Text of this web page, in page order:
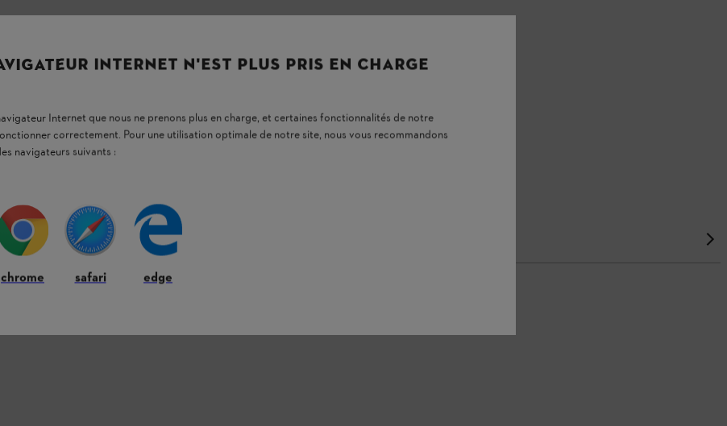
INTERNET N'EST PLUS PRIS EN CHARGE
Internet que nous ne prenons plus en charge, et certaines fonctionnalités de notre
correctement. Pour une utilisation optimale de notre site, nous vous recommandons
navigateurs suivants :
chrome safari edge